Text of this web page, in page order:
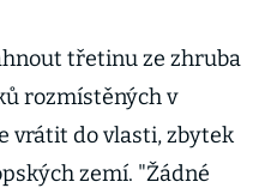
třetinu ze zhruba
rozmístěných v
vrátit do vlasti, zbytek
zemí. "Žádné